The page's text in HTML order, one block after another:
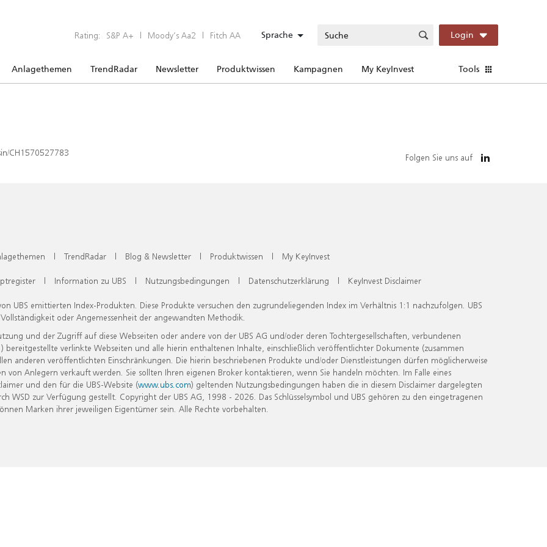
Rating: S&P A+ | Moody’s Aa2 | Fitch AA Sprache Login
Anlagethemen TrendRadar Newsletter Produktwissen Kampagnen My KeyInvest Tools
CH1570527783 Folgen Sie uns auf
| TrendRadar | Blog & Newsletter | Produktwissen | My KeyInvest
| Information zu UBS | Nutzungsbedingungen | Datenschutzerklärung | KeyInvest Disclaimer
UBS emittierten Index-Produkten. Diese Produkte versuchen den zugrundeliegenden Index im Verhältnis 1:1 nachzufolgen. UBS
oder Angemessenheit der angewandten Methodik.
und der Zugriff auf diese Webseiten oder andere von der UBS AG und/oder deren Tochtergesellschaften, verbundenen
verlinkte Webseiten und alle hierin enthaltenen Inhalte, einschließlich veröffentlichter Dokumente (zusammen
anderen veröffentlichten Einschränkungen. Die hierin beschriebenen Produkte und/oder Dienstleistungen dürfen möglicherweise
Anlegern verkauft werden. Sie sollten Ihren eigenen Broker kontaktieren, wenn Sie handeln möchten. Im Falle eines
und den für die UBS-Website (www.ubs.com) geltenden Nutzungsbedingungen haben die in diesem Disclaimer dargelegten
zur Verfügung gestellt. Copyright der UBS AG, 1998 - 2026. Das Schlüsselsymbol und UBS gehören zu den eingetragenen
Marken ihrer jeweiligen Eigentümer sein. Alle Rechte vorbehalten.